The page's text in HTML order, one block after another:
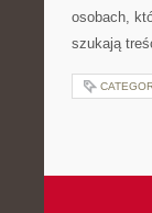
osobach,
szukają